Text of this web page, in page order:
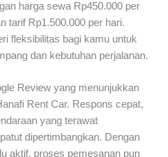
harga sewa Rp450.000 per
tarif Rp1.500.000 per hari.
fleksibilitas bagi kamu untuk
dan kebutuhan perjalanan.
Review yang menunjukkan
Rent Car. Respons cepat,
yang terawat
dipertimbangkan. Dengan
aktif, proses pemesanan pun